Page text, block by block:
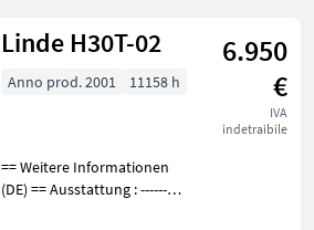
Linde H30T-02
6.950
€
IVA
indetraibile
Anno prod. 2001 11158 h
== Weitere Informationen
(DE) == Ausstattung : ----------